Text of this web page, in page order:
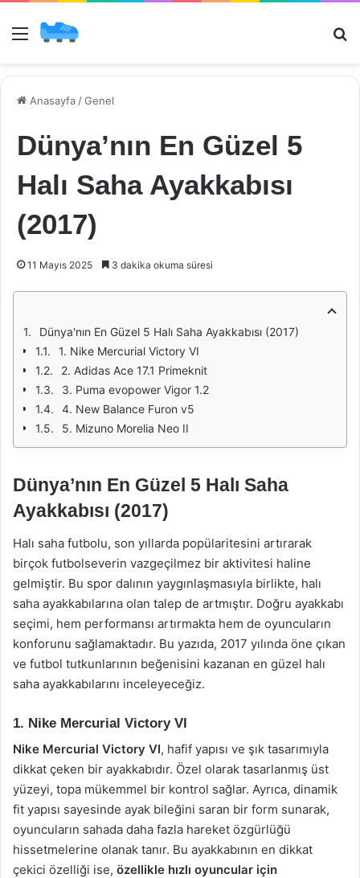
Menü
Anasayfa /Genel
Dünya’nın En Güzel 5
Halı Saha Ayakkabısı
(2017)
11 Mayıs 2025 3 dakika okuma süresi
Dünya'nın En Güzel 5 Halı Saha Ayakkabısı (2017)
1. Nike Mercurial Victory VI
2. Adidas Ace 17.1 Primeknit
3. Puma evopower Vigor 1.2
4. New Balance Furon v5
5. Mizuno Morelia Neo II
Dünya’nın En Güzel 5 Halı Saha
Ayakkabısı (2017)
Halı saha futbolu, son yıllarda popülaritesini artırarak
birçok futbolseverin vazgeçilmez bir aktivitesi haline
gelmiştir. Bu spor dalının yaygınlaşmasıyla birlikte, halı
saha ayakkabılarına olan talep de artmıştır. Doğru ayakkabı
seçimi, hem performansı artırmakta hem de oyuncuların
konforunu sağlamaktadır. Bu yazıda, 2017 yılında öne çıkan
ve futbol tutkunlarının beğenisini kazanan en güzel halı
saha ayakkabılarını inceleyeceğiz.
1. Nike Mercurial Victory VI
Nike Mercurial Victory VI, hafif yapısı ve şık tasarımıyla
dikkat çeken bir ayakkabıdır. Özel olarak tasarlanmış üst
yüzeyi, topa mükemmel bir kontrol sağlar. Ayrıca, dinamik
fit yapısı sayesinde ayak bileğini saran bir form sunarak,
oyuncuların sahada daha fazla hareket özgürlüğü
hissetmelerine olanak tanır. Bu ayakkabının en dikkat
çekici özelliği ise, özellikle hızlı oyuncular için